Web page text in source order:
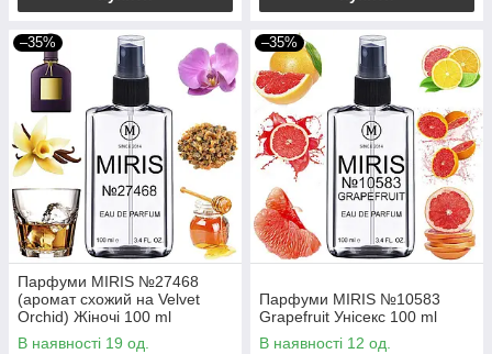
–35%
Парфуми MIRIS №27468
(аромат схожий на Velvet
Orchid) Жіночі 100 ml
В наявності 19 од.
–35%
Парфуми MIRIS №10583
Grapefruit Унісекс 100 ml
В наявності 12 од.